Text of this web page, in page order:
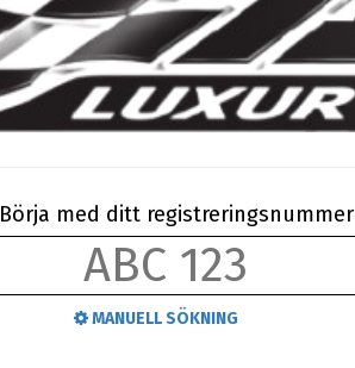
Börja med ditt registreringsnummer
MANUELL SÖKNING